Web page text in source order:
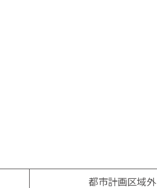
都市計画区域外